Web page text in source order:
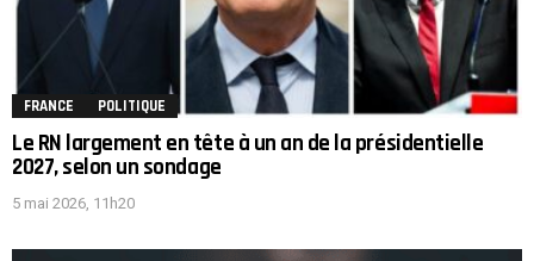
FRANCE POLITIQUE
Le RN largement en tête à un an de la présidentielle
2027, selon un sondage
5 mai 2026, 11h20